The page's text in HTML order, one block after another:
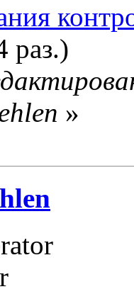
раз.)
»